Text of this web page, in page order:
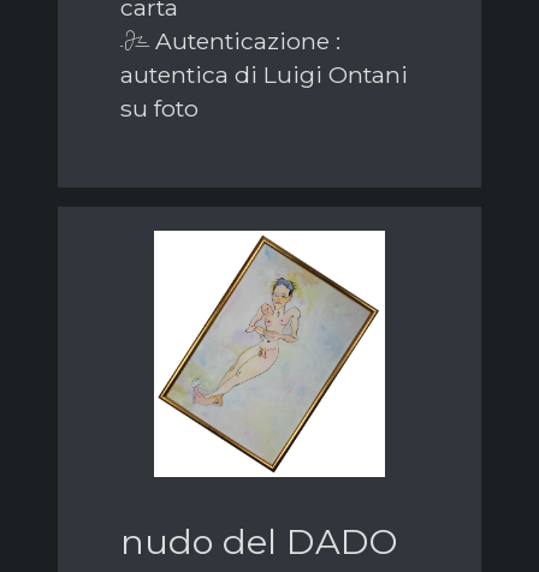
carta
Autenticazione :
autentica di Luigi Ontani
su foto
nudo del DADO